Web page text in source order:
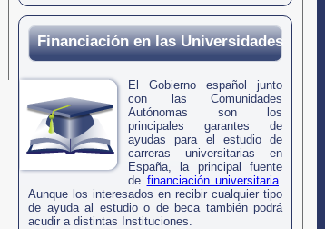
Financiación en las Universidades
El Gobierno español junto
con las Comunidades
Autónomas son los
principales garantes de
ayudas para el estudio de
carreras universitarias en
España, la principal fuente
de financiación universitaria.
Aunque los interesados en recibir cualquier tipo
de ayuda al estudio o de beca también podrá
acudir a distintas Instituciones.